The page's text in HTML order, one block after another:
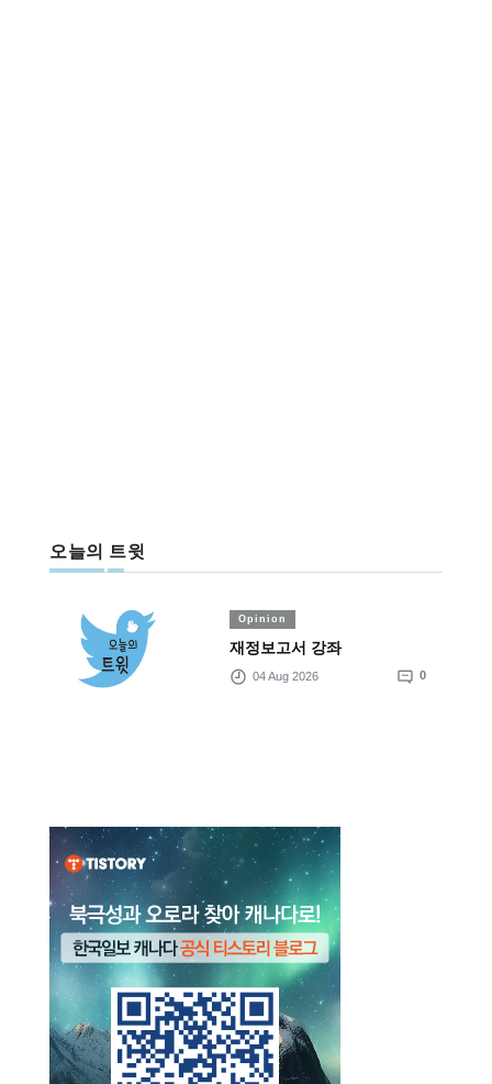
오늘의 트윗
Opinion
재정보고서 강좌
04 Aug 2026 0